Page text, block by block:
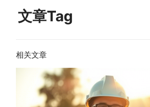
文章Tag
相关文章